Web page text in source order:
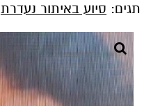
תגים: סיוע באיתור נעדרת